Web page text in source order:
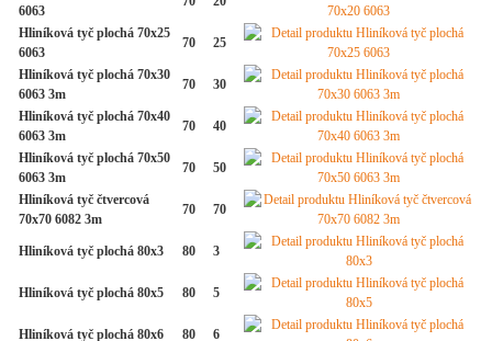
6063
Hliníková tyč plochá 70x25
6063
70 25
Hliníková tyč plochá 70x30
6063 3m
70 30
Hliníková tyč plochá 70x40
6063 3m
70 40
Hliníková tyč plochá 70x50
6063 3m
70 50
Hliníková tyč čtvercová
70x70 6082 3m
70 70
Hliníková tyč plochá 80x3 80 3
Hliníková tyč plochá 80x5 80 5
Hliníková tyč plochá 80x6 80 6